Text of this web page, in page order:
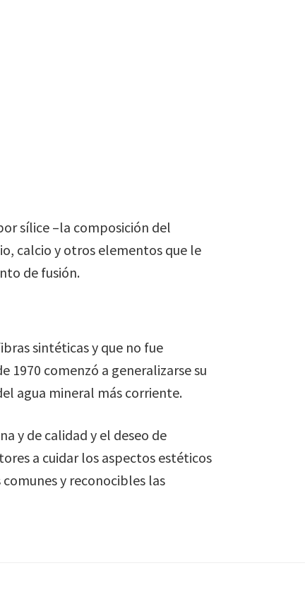
sílice –la composición del
calcio y otros elementos que le
de fusión.
sintéticas y que no fue
1970 comenzó a generalizarse su
agua mineral más corriente.
y de calidad y el deseo de
a cuidar los aspectos estéticos
y reconocibles las